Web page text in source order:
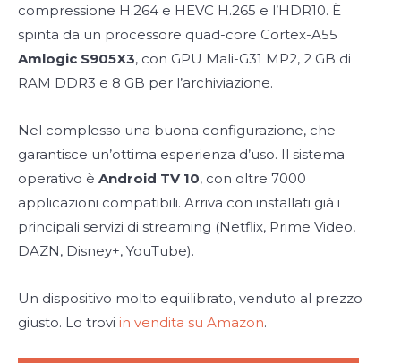
compressione H.264 e HEVC H.265 e l’HDR10. È
spinta da un processore quad-core Cortex-A55
Amlogic S905X3, con GPU Mali-G31 MP2, 2 GB di
RAM DDR3 e 8 GB per l’archiviazione.
Nel complesso una buona configurazione, che
garantisce un’ottima esperienza d’uso. Il sistema
operativo è Android TV 10, con oltre 7000
applicazioni compatibili. Arriva con installati già i
principali servizi di streaming (Netflix, Prime Video,
DAZN, Disney+, YouTube).
Un dispositivo molto equilibrato, venduto al prezzo
giusto. Lo trovi in vendita su Amazon.